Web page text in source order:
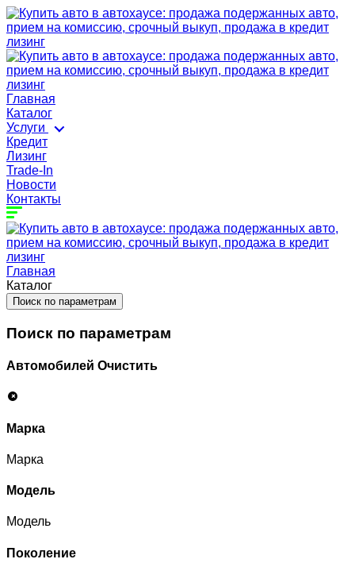
Главная
Каталог
Услуги
Кредит
Лизинг
Trade-In
Новости
Контакты
Главная
Каталог
Поиск по параметрам
Поиск по параметрам
Автомобилей Очистить
Марка
Марка
Модель
Модель
Поколение